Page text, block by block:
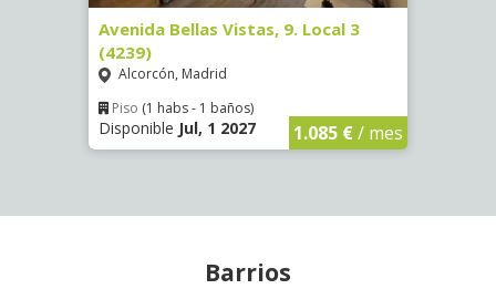
Avenida Bellas Vistas, 9. Local 3
(4239)
Alcorcón, Madrid
Piso (1 habs - 1 baños)
Disponible Jul, 1 2027 1.085 €/ mes
Barrios